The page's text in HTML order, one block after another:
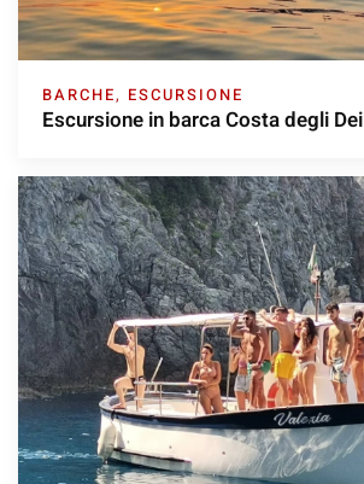
BARCHE, ESCURSIONE
Escursione in barca Costa degli Dei